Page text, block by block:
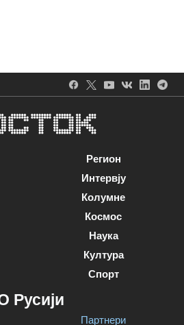
Регион
Интервју
Колумне
Космос
Наука
Култура
Спорт
Русији
Партнери